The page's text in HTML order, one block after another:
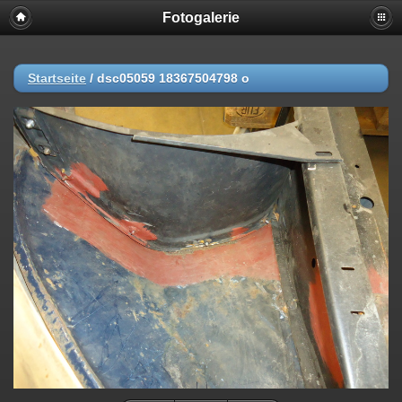
Fotogalerie
Startseite / dsc05059 18367504798 o